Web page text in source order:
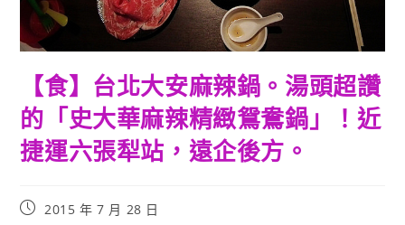
【食】台北大安麻辣鍋。湯頭超讚
的「史大華麻辣精緻鴛鴦鍋」！近
捷運六張犁站，遠企後方。
Post2015 年 7 月 28 日